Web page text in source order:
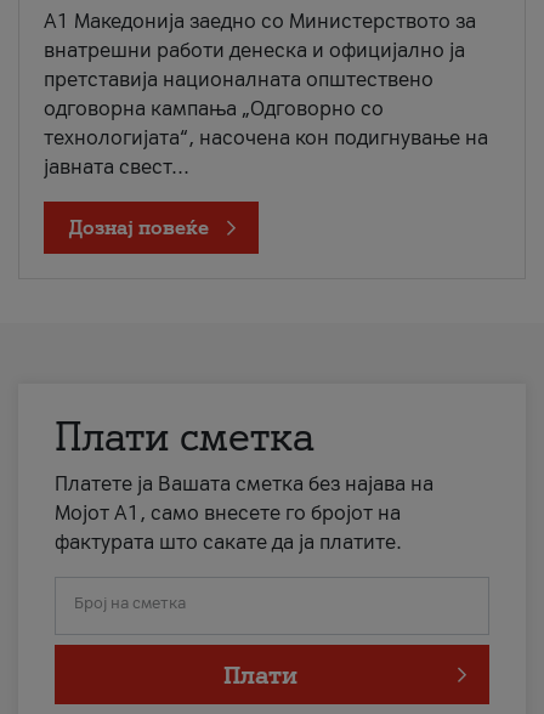
A1 Македонија заедно со Министерството за
внатрешни работи денеска и официјално ја
претставија националната општествено
одговорна кампања „Одговорно со
технологијата“, насочена кон подигнување на
јавната свест...
Дознај повеќе
Плати сметка
Платете ја Вашата сметка без најава на
Мојот А1, само внесете го бројот на
фактурата што сакате да ја платите.
Број на сметка
Плати